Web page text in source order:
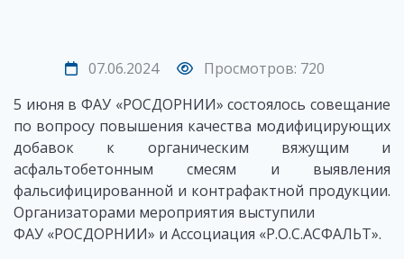
07.06.2024
Просмотров: 720
5 июня в ФАУ «РОСДОРНИИ» состоялось совещание
по вопросу повышения качества модифицирующих
добавок к органическим вяжущим и
асфальтобетонным смесям и выявления
фальсифицированной и контрафактной продукции.
Организаторами мероприятия выступили
ФАУ «РОСДОРНИИ» и Ассоциация «Р.О.С.АСФАЛЬТ».